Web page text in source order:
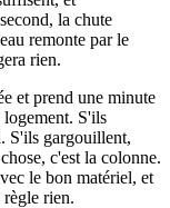
la chute
remonte par le
rien.
et prend une minute
logement. S'ils
S'ils gargouillent,
c'est la colonne.
le bon matériel, et
rien.